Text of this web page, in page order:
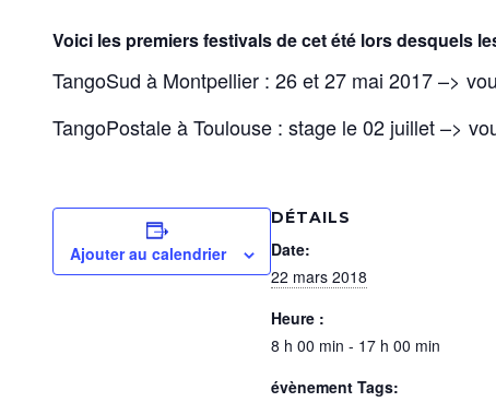
Voici les premiers festivals de cet été lors desquels
TangoSud à Montpellier : 26 et 27 mai 2017 –>
TangoPostale à Toulouse : stage le 02 juillet –>
Ajouter au calendrier
DÉTAILS
Date:
22 mars 2018
Heure :
8 h 00 min - 17 h 00 min
évènement Tags: